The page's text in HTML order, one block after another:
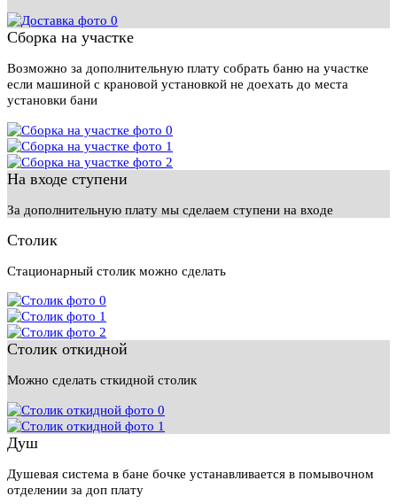
Сборка на участке
Возможно за дополнительную плату собрать баню на участке
если машиной с крановой установкой не доехать до места
установки бани
На входе ступени
За дополнительную плату мы сделаем ступени на входе
Столик
Стационарный столик можно сделать
Столик откидной
Можно сделать сткидной столик
Душ
Душевая система в бане бочке устанавливается в помывочном
отделении за доп плату